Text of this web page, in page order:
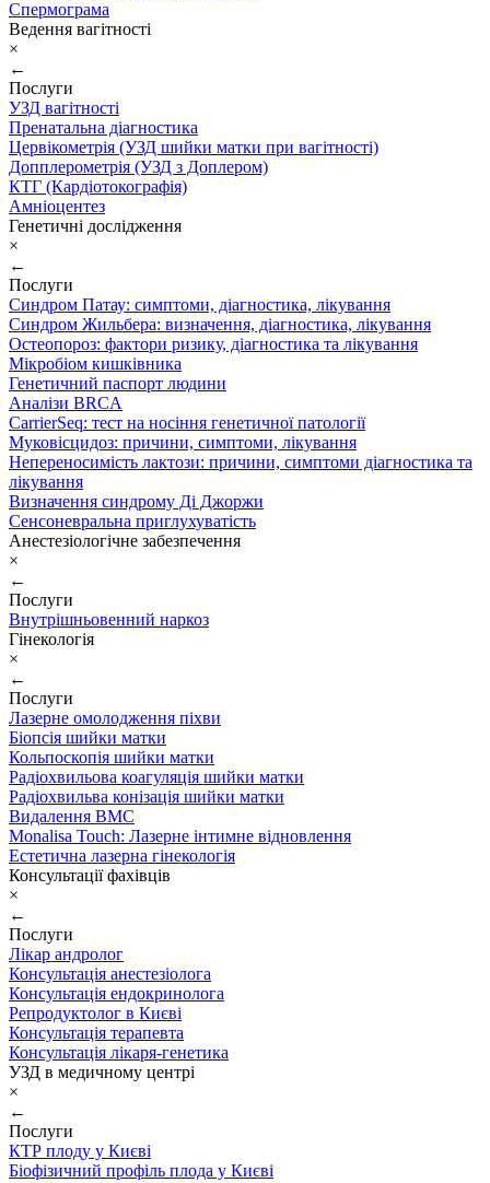
Спермограма
Ведення вагітності
×
←
Послуги
УЗД вагітності
Пренатальна діагностика
Цервікометрія (УЗД шийки матки при вагітності)
Допплерометрія (УЗД з Доплером)
КТГ (Кардіотокографія)
Амніоцентез
Генетичні дослідження
×
←
Послуги
Синдром Патау: симптоми, дiагностика, лiкування
Синдром Жильбера: визначення, діагностика, лікування
Остеопороз: фактори ризику, діагностика та лікування
Мікробіом кишківника
Генетичний паспорт людини
Аналізи BRCA
CarrierSeq: тест на носіння генетичної патології
Муковісцидоз: причини, симптоми, лікування
Непереносимість лактози: причини, симптоми діагностика та
лікування
Визначення синдрому Ді Джоржи
Сенсоневральна приглухуватість
Анестезіологічне забезпечення
×
←
Послуги
Внутрішньовенний наркоз
Гінекологія
×
←
Послуги
Лазерне омолодження піхви
Біопсія шийки матки
Кольпоскопія шийки матки
Радіохвильова коагуляція шийки матки
Радіохвильва конізація шийки матки
Видалення ВМС
Monalisa Touch: Лазерне інтимне відновлення
Естетична лазерна гінекологія
Консультації фахівців
×
←
Послуги
Лікар андролог
Консультація анестезіолога
Консультація ендокринолога
Репродуктолог в Києві
Консультація терапевта
Консультація лікаря-генетика
УЗД в медичному центрі
×
←
Послуги
КТР плоду у Києві
Біофізичний профіль плода у Києві